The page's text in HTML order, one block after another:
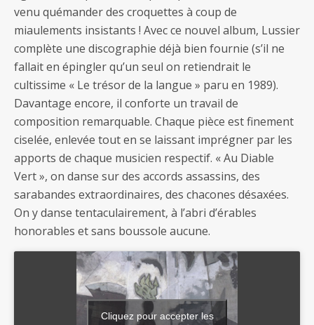
venu quémander des croquettes à coup de
miaulements insistants ! Avec ce nouvel album, Lussier
complète une discographie déjà bien fournie (s’il ne
fallait en épingler qu’un seul on retiendrait le
cultissime « Le trésor de la langue » paru en 1989).
Davantage encore, il conforte un travail de
composition remarquable. Chaque pièce est finement
ciselée, enlevée tout en se laissant imprégner par les
apports de chaque musicien respectif. « Au Diable
Vert », on danse sur des accords assassins, des
sarabandes extraordinaires, des chacones désaxées.
On y danse tentaculairement, à l’abri d’érables
honorables et sans boussole aucune.
Cliquez pour accepter les